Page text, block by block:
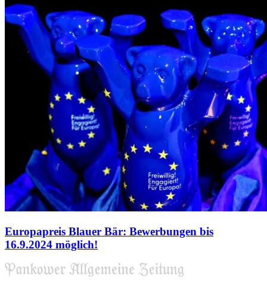
Europapreis Blauer Bär: Bewerbungen bis
16.9.2024 möglich!